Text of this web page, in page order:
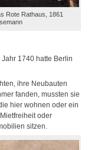
Rote Rathaus, 1861
1740 hatte Berlin
ihre Neubauten
fanden, mussten sie
hier wohnen oder ein
oder
sitzen.